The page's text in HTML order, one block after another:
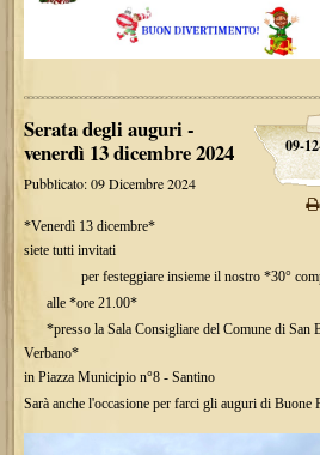
09-
Serata degli auguri -
venerdì 13 dicembre 2024
Pubblicato: 09 Dicembre 2024
*Venerdì 13 dicembre*
siete tutti invitati
per festeggiare insieme il nostro *30°
alle *ore 21.00*
*presso la Sala Consigliare del Comune di San
Verbano*
in Piazza Municipio n°8 - Santino
Sarà anche l'occasione per farci gli auguri di Buone